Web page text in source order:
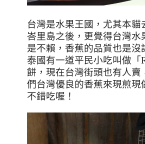
台灣是水果王國，尤其本貓
峇里島之後，更覺得台灣水
是不賴，香蕉的品質也是沒
泰國有一道平民小吃叫做「
餅，現在台灣街頭也有人賣
們台灣優良的香蕉來現煎現
不錯吃喔！